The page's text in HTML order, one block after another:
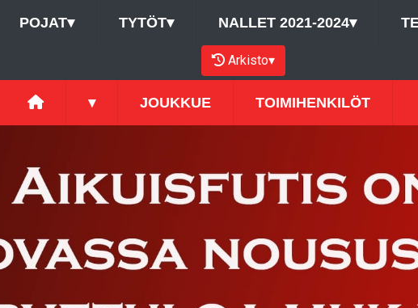
POJAT▾ TYTÖT▾ NALLET 2021-2024▾
Arkisto▾
▾ JOUKKUE TOIMIHENKILÖT